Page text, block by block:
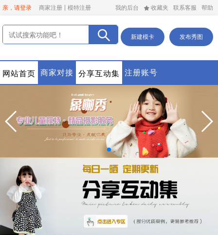
亲，请登录 商家注册 模特注册 我的后台 收藏夹 联系客服 帮助
新建模卡 发布秀图
网站首页 商家对接 分享互动集 注册账号